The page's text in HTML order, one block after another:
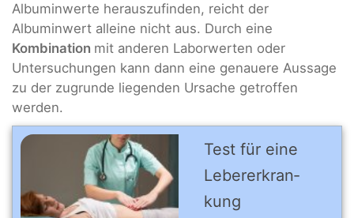
Albuminwerte herauszufinden, reicht der
Albuminwert alleine nicht aus. Durch eine
Kombination mit anderen Laborwerten oder
Untersuchungen kann dann eine genauere Aussage
zu der zugrunde liegenden Ursache getroffen
werden.
Test für eine
Leber­erkran­
kung